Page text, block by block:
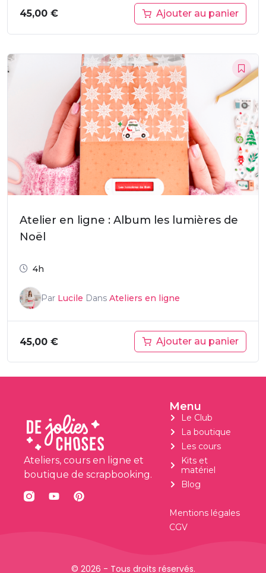
45,00 € Ajouter au panier
Atelier en ligne : Album les lumières de
Noël
4h
Par Lucile Dans Ateliers en ligne
45,00 € Ajouter au panier
Ateliers, cours en ligne et
boutique de scrapbooking.
Menu
Le Club
La boutique
Les cours
Kits et
matériel
Blog
Mentions légales
CGV
© 2026 - Tous droits réservés.